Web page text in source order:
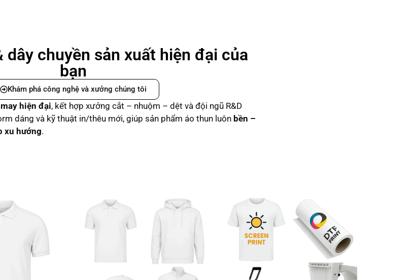
dây chuyền sản xuất hiện đại của
bạn
Khám phá công nghệ và xưởng chúng tôi
hiện đại, kết hợp xưởng cắt – nhuộm – dệt và đội ngũ R&D
dáng và kỹ thuật in/thêu mới, giúp sản phẩm áo thun luôn bền –
xu hướng.